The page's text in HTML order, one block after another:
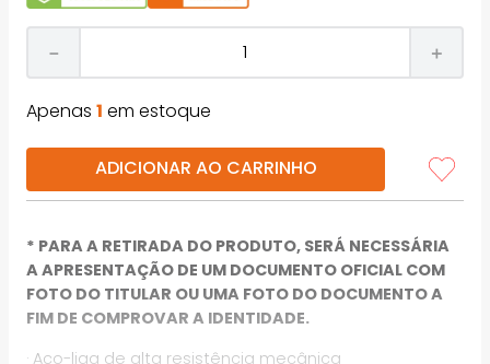
＋
－
Apenas 1 em estoque
ADICIONAR AO CARRINHO
* PARA A RETIRADA DO PRODUTO, SERÁ NECESSÁRIA
A APRESENTAÇÃO DE UM DOCUMENTO OFICIAL COM
FOTO DO TITULAR OU UMA FOTO DO DOCUMENTO A
FIM DE COMPROVAR A IDENTIDADE.
· Aço-liga de alta resistência mecânica